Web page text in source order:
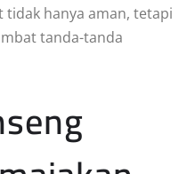
hanya aman, tetapi
tanda-tanda